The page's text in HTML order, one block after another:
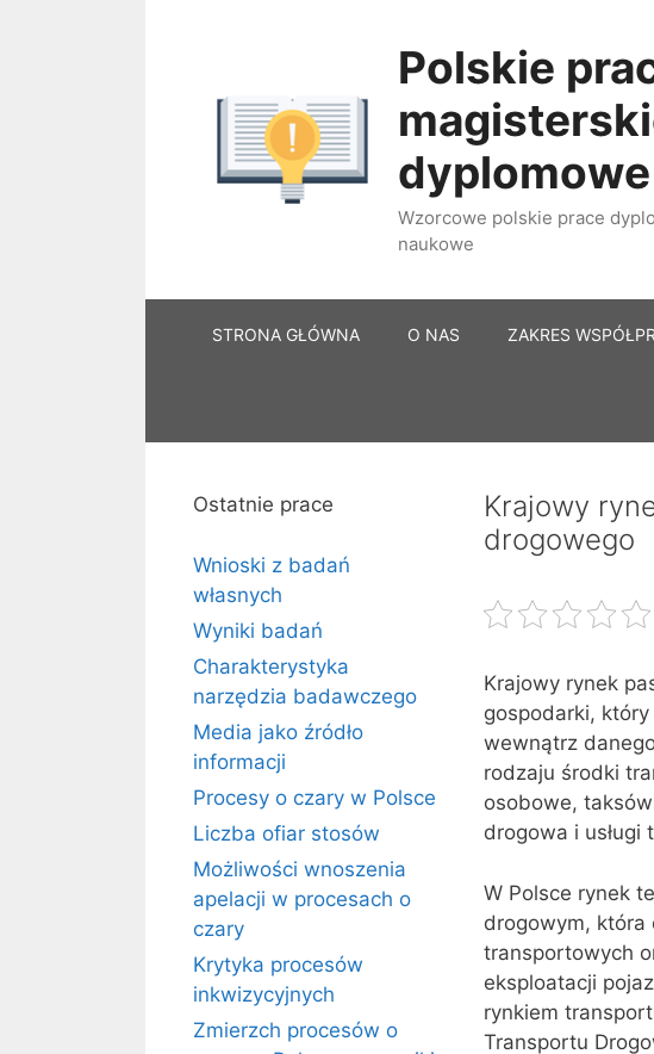
Polskie
dyplomowe
Wzorcowe polskie prace
naukowe
STRONA GŁÓWNA O NAS ZAKRES
Krajowy
drogowego
Krajowy rynek
gospodarki,
wewnątrz
rodzaju środki
osobowe,
drogowa i usługi
W Polsce rynek
drogowym, która
transportowych
eksploatacji
rynkiem
Transportu
Ostatnie prace
Wnioski z badań
własnych
Wyniki badań
Charakterystyka
narzędzia badawczego
Media jako źródło
informacji
Procesy o czary w Polsce
Liczba ofiar stosów
Możliwości wnoszenia
apelacji w procesach o
czary
Krytyka procesów
inkwizycyjnych
Zmierzch procesów o